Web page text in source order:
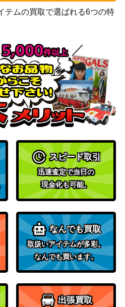
ド
ド
フリーレン）
2,900
ド
フリーレン）
500
stay night [Heaven’s
）
5,500
ド
イア：ファントムト
2,500
ド
イブプロダクショ
18,000
ド
イブ！スクールアイ
スティバル2）
2,500
テムの買取で選ばれる6つの特
スピード取引
迅速査定で当日の
現金化も可能。
なんでも買取
取扱いアイテムが多彩。
なんでも買います。
出張買取